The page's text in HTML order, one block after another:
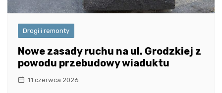
Drogi i remonty
Nowe zasady ruchu na ul. Grodzkiej z
powodu przebudowy wiaduktu
11 czerwca 2026